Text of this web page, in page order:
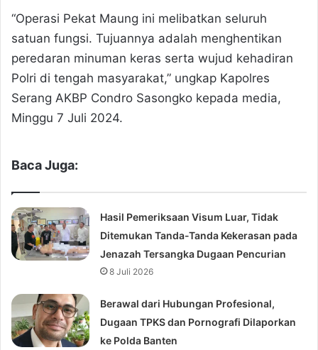
“Operasi Pekat Maung ini melibatkan seluruh
satuan fungsi. Tujuannya adalah menghentikan
peredaran minuman keras serta wujud kehadiran
Polri di tengah masyarakat,” ungkap Kapolres
Serang AKBP Condro Sasongko kepada media,
Minggu 7 Juli 2024.
Baca Juga:
Hasil Pemeriksaan Visum Luar, Tidak
Ditemukan Tanda-Tanda Kekerasan pada
Jenazah Tersangka Dugaan Pencurian
8 Juli 2026
Berawal dari Hubungan Profesional,
Dugaan TPKS dan Pornografi Dilaporkan
ke Polda Banten